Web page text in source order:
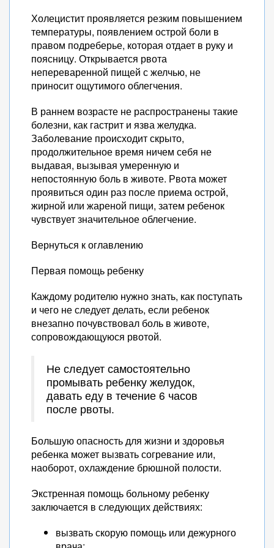
Холецистит проявляется резким повышением
температуры, появлением острой боли в
правом подреберье, которая отдает в руку и
поясницу. Открывается рвота
непереваренной пищей с желчью, не
приносит ощутимого облегчения.
В раннем возрасте не распространены такие
болезни, как гастрит и язва желудка.
Заболевание происходит скрыто,
продолжительное время ничем себя не
выдавая, вызывая умеренную и
непостоянную боль в животе. Рвота может
проявиться один раз после приема острой,
жирной или жареной пищи, затем ребенок
чувствует значительное облегчение.
Вернуться к оглавлению
Первая помощь ребенку
Каждому родителю нужно знать, как поступать
и чего не следует делать, если ребенок
внезапно почувствовал боль в животе,
сопровождающуюся рвотой.
Не следует самостоятельно
промывать ребенку желудок,
давать еду в течение 6 часов
после рвоты.
Большую опасность для жизни и здоровья
ребенка может вызвать согревание или,
наоборот, охлаждение брюшной полости.
Экстренная помощь больному ребенку
заключается в следующих действиях:
вызвать скорую помощь или дежурного